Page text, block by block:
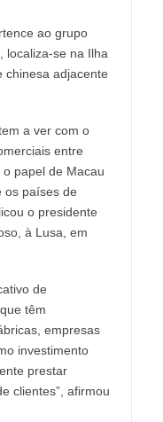
ao grupo
localiza-se na Ilha
chinesa adjacente
a ver com o
entre
papel de Macau
os países de
o presidente
à Lusa, em
de
têm
empresas
investimento
prestar
clientes”, afirmou